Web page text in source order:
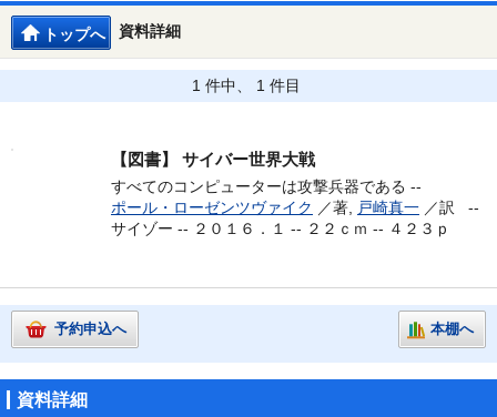
資料詳細
トップへ
1 件中、 1 件目
【図書】 サイバー世界大戦
すべてのコンピューターは攻撃兵器である --
ポール・ローゼンツヴァイク ／著, 戸崎真一 ／訳 --
サイゾー -- ２０１６．１ -- ２２ｃｍ -- ４２３ｐ
予約申込へ 本棚へ
資料詳細